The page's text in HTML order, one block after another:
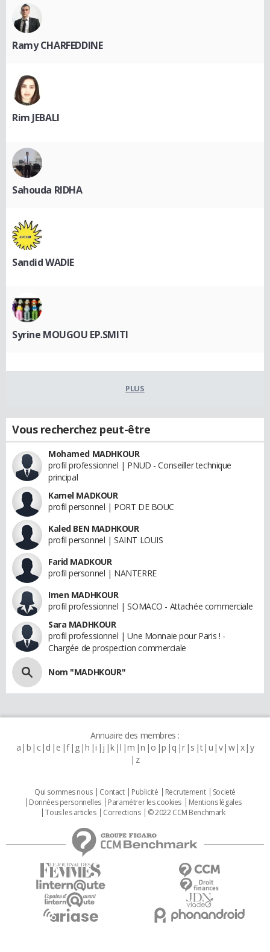
Ramy CHARFEDDINE
Rim JEBALI
Sahouda RIDHA
Sandid WADIE
Syrine MOUGOU EP.SMITI
PLUS
Vous recherchez peut-être
Mohamed MADHKOUR
profil professionnel | PNUD - Conseiller technique
principal
Kamel MADKOUR
profil personnel | PORT DE BOUC
Kaled BEN MADHKOUR
profil personnel | SAINT LOUIS
Farid MADKOUR
profil personnel | NANTERRE
Imen MADHKOUR
profil professionnel | SOMACO - Attachée commerciale
Sara MADHKOUR
profil professionnel | Une Monnaie pour Paris ! -
Chargée de prospection commerciale
Nom "MADHKOUR"
Annuaire des membres :
a b c d e f g h i j k l m n o p q r s t u v w x y
z
Qui sommes nous Contact Publicité Recrutement
Societé
Données personnelles
Paramétrer les cookies
Mentions légales
Tous les articles
Corrections © 2022 CCM Benchmark